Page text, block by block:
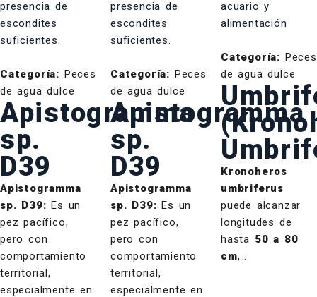
Categoría: Peces
de agua dulce
Apistogramma
sp.
D39
Apistogramma
sp. D39:Es un
pez pacífico,
pero con
comportamiento
territorial,
especialmente en
Categoría: Peces
de agua dulce
Apistogramma
sp.
D39
Apistogramma
sp. D39:Es un
pez pacífico,
pero con
comportamiento
territorial,
especialmente en
Categoría: Peces
de agua dulce
Kronoheros
umbriferus
puede alcanzar
longitudes de
hasta 50 a 80
cm,…